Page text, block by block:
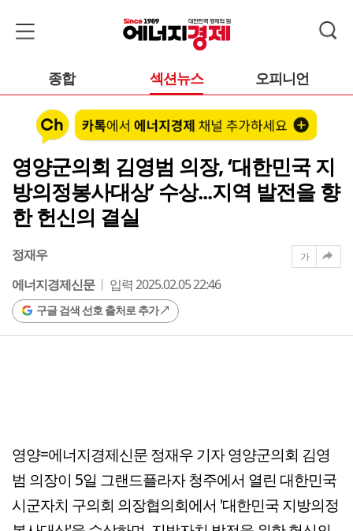
종합 섹션뉴스 오피니언
영양군의회 김영범 의장, ‘대한민국 지
방의정봉사대상’ 수상...지역 발전을 향
한 헌신의 결실
정재우
에너지경제신문
입력 2025.02.05 22:46
구글 검색 선호 출처로 추가
가
영양=에너지경제신문 정재우 기자 영양군의회 김영
범 의장이 5일 그랜드플라자 청주에서 열린 대한민국
시군자치 구의회 의장협의회에서 '대한민국 지방의정